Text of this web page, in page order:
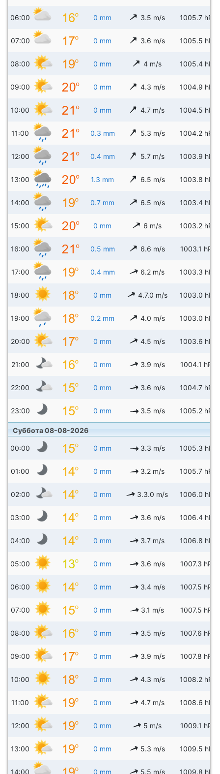
06:00 0 mm 3.5 m/s 1005.7 hPa
07:00 0 mm 3.6 m/s 1005.5 hPa
08:00 0 mm 4 m/s 1005.4 hPa
09:00 0 mm 4.3 m/s 1004.9 hPa
10:00 0 mm 4.7 m/s 1004.5 hPa
11:00 0.3 mm 5.3 m/s 1004.2 hPa
12:00 0.4 mm 5.7 m/s 1003.9 hPa
13:00 1.3 mm 6.5 m/s 1003.8 hPa
14:00 0.7 mm 6.5 m/s 1003.4 hPa
15:00 0 mm 6 m/s 1003.2 hPa
16:00 0.5 mm 6.6 m/s 1003.1 hPa
17:00 0.4 mm 6.2 m/s 1003.3 hPa
18:00 0 mm 4.7.0 m/s 1003.0 hPa
19:00 0.2 mm 4.0 m/s 1003.0 hPa
20:00 0 mm 4.5 m/s 1003.6 hPa
21:00 0 mm 3.9 m/s 1004.1 hPa
22:00 0 mm 3.6 m/s 1004.7 hPa
23:00 0 mm 3.5 m/s 1005.2 hPa
Суббота 08-08-2026
00:00 0 mm 3.3 m/s 1005.3 hPa
01:00 0 mm 3.2 m/s 1005.7 hPa
02:00 0 mm 3.3.0 m/s 1006.0 hPa
03:00 0 mm 3.6 m/s 1006.4 hPa
04:00 0 mm 3.7 m/s 1006.8 hPa
05:00 0 mm 3.6 m/s 1007.3 hPa
06:00 0 mm 3.4 m/s 1007.5 hPa
07:00 0 mm 3.1 m/s 1007.5 hPa
08:00 0 mm 3.5 m/s 1007.6 hPa
09:00 0 mm 3.9 m/s 1007.8 hPa
10:00 0 mm 4.3 m/s 1008.2 hPa
11:00 0 mm 4.7 m/s 1008.6 hPa
12:00 0 mm 5 m/s 1009.1 hPa
13:00 0 mm 5.3 m/s 1009.5 hPa
14:00 0 mm 5.5 m/s 1009.8 hPa